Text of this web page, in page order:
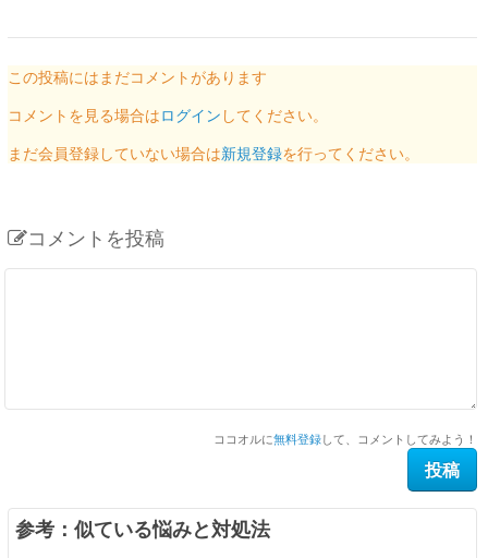
この投稿にはまだコメントがあります
コメントを見る場合はログイン してください。
まだ会員登録していない場合は新規登録を行ってください。
コメントを投稿
ココオルに無料登録して、コメントしてみよう！
参考：似ている悩みと対処法